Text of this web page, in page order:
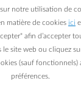
nouveau
est plus lisible !
notre utilisation de
matière de cookies ici
afin d’accepter
site web ou cliquez
(sauf fonctionnels)
préférences.